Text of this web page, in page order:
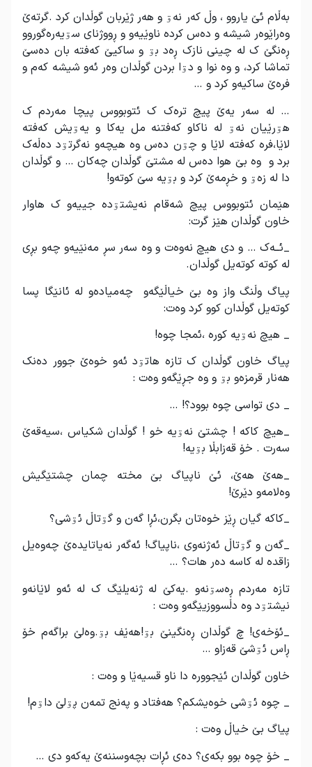
بەڵام ئێ یاروو ، وڵ کەر نەۊ و هەر ژێربان گوڵدان کرد .گرتەێ
وەراێوەر شیشە و دەس کردە ناوێیەو و ڕووژنای سۊیەرەگوروو
ڕەنگێ ک لە چینی نازک ڕەد بۊ و ساکیێ کەفتە بان دەسێ
تماشا کرد، و وە نوا و دۊا بردن گوڵدان وەر ئەو شیشە کەم و
فرەێ ساکیەو کرد و …
… لە سەر یەێ پیچ ترەک ک ئتوبووس پیچا مەردم ک
هۊرێیان نەۊ لە ناکاو کەفتنە مل یەکا و یەۊیش کەفتە
لاێا،فرە کەفتە لاێا و چۊن دەس وە هیچەو نەگرتۊد دەڵەک
برد و وە بێ هوا دەس لە مشتێ گوڵدان چەکان … و گوڵدان
دا لە زەۊ و خڕمەێ کرد و بۊیە سێ کوتەو!
هێمان ئتوبووس پیچ شەقام نەیشتۊدە جییەو ک هاوار
خاون گوڵدان هێز گرت:
_ئــەک … و دی هیچ نەوەت و وە سەر سڕ مەنێیەو چەو بڕی
لە کوتە کوتەیل گوڵدان.
پیاگ وڵنگ واز وە بێ خیاڵێگەو چەمیادەو لە ئانێگا پسا
کوتەیل گوڵدان کوو کرد وەت:
_ هیچ نەۊیە کورە ،ئمجا چوە!
پیاگ خاون گوڵدان ک تازە هاتۊد ئەو خوەێ جوور دەنک
هەنار قرمزەو بۊ و وە جڕێگەو وەت :
_ دی تواسی چوە بوود؟! …
_هیچ کاکە ! چشتێ نەۊیە خو ! گوڵدان شکیاس ،سیەقەێ
سەرت . خۆ قەزابڵا بۊیە!
_هەێ هەێ، ئێ ناپیاگ بێ مختە چمان چشتێگیش
وەلامەو دێرێ!
_کاکە گیان ڕێز خوەتان بگرن،ئڕا گەن و گۊتاڵ ئۊشی؟
_گەن و گۊتاڵ ئەژنەوی ،ناپیاگ! ئەگەر نەیاتایدەێ چەوەیل
زاقدە لە کاسە دەر هات؟ …
تازە مەردم ڕەسۊنەو .یەکێ لە ژنەیلێگ ک لە ئەو لاێانەو
نیشتۊد وە دڵسووزیێگەو وەت :
_ئۆخەی! چ گوڵدان ڕەنگینێ بۊ!هەێف بۊ.وەلێ براگەم خۆ
ڕاس ئۊشێ قەزاو …
خاون گوڵدان ئێجوورە دا ناو قسیەێا و وەت :
_ چوە ئۊشی خوەیشکم؟ هەفتاد و پەنج تمەن پۊلێ داۊم!
پیاگ بێ خیاڵ وەت :
_ خۆ چوە بوو بکەی؟ دەی ئڕات بچەوسننەێ یەکەو دی …